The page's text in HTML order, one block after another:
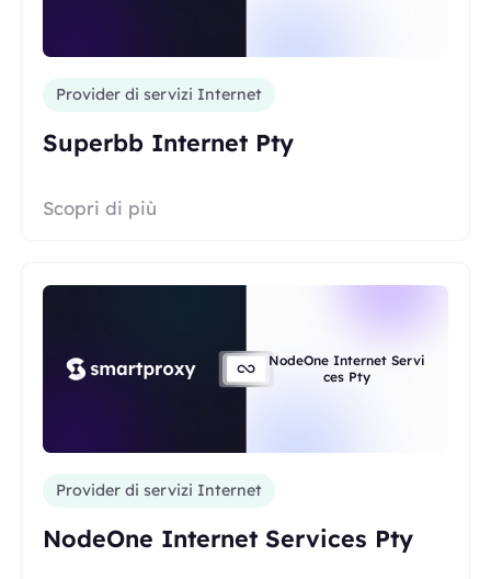
Provider di servizi Internet
Superbb Internet Pty
Scopri di più
NodeOne Internet Servi
ces Pty
Provider di servizi Internet
NodeOne Internet Services Pty